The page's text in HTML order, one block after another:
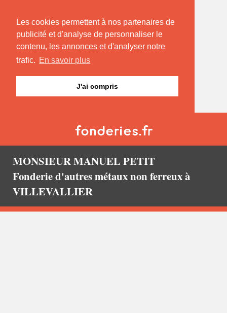
Les cookies permettent à nos partenaires de
publicité et d'analyse de personnaliser le
contenu, les annonces et d'analyser notre
trafic. En savoir plus
J'ai compris
MONSIEUR MANUEL PETIT
Fonderie d'autres métaux non ferreux à
VILLEVALLIER